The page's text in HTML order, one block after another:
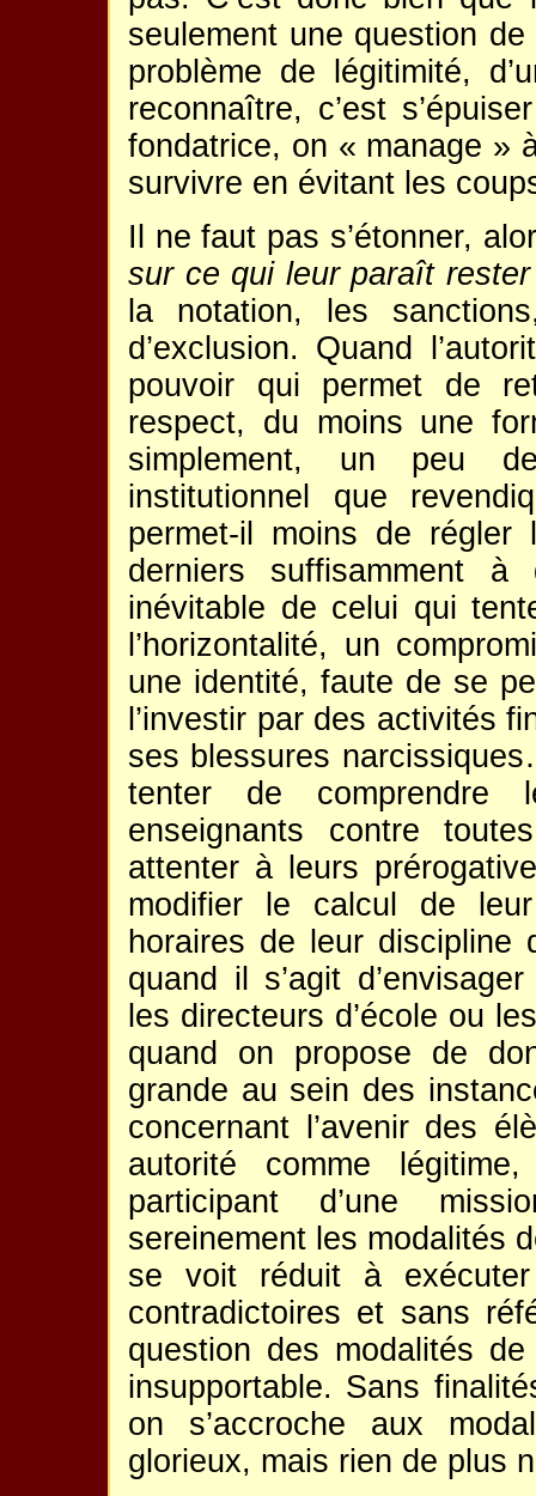
seulement une question
problème de légitimité,
reconnaître, c’est
fondatrice, on « manage »
survivre en évitant les
Il ne faut pas s’étonner,
sur ce qui leur paraît
la notation, les
d’exclusion. Quand
pouvoir qui permet de
respect, du moins une
simplement, un peu
institutionnel que
permet-il moins de
derniers suffisamment
inévitable de celui qui
l’horizontalité, un
une identité, faute de se
l’investir par des activités
ses blessures
tenter de comprendre
enseignants contre
attenter à leurs
modifier le calcul de
horaires de leur
quand il s’agit
les directeurs d’école ou
quand on propose de
grande au sein des
concernant l’avenir des
autorité comme
participant d’une
sereinement les modalités
se voit réduit à
contradictoires et sans
question des modalités
insupportable. Sans
on s’accroche aux
glorieux, mais rien de plus